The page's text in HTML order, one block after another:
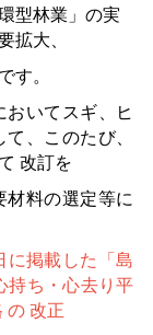
型林業」の実
拡大、
す。
いてスギ、ヒ
、このたび、
改訂を
料の選定等に
に掲載した「島
持ち・心去り平
の 改正